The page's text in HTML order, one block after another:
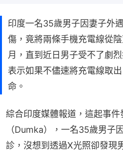
印度一名35歲男子因妻子外
傷，竟將兩條手機充電線從
月，直到近日男子受不了劇
表示如果不儘速將充電線取
命。
綜合印度媒體報道，這起事
（Dumka），一名35歲男子
診，沒想到透過X光照卻發現